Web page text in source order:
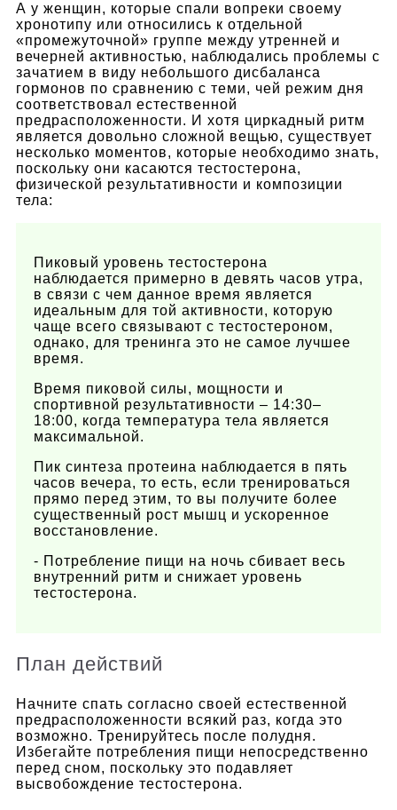
А у женщин, которые спали вопреки своему
хронотипу или относились к отдельной
«промежуточной» группе между утренней и
вечерней активностью, наблюдались проблемы с
зачатием в виду небольшого дисбаланса
гормонов по сравнению с теми, чей режим дня
соответствовал естественной
предрасположенности. И хотя циркадный ритм
является довольно сложной вещью, существует
несколько моментов, которые необходимо знать,
поскольку они касаются тестостерона,
физической результативности и композиции
тела:
Пиковый уровень тестостерона
наблюдается примерно в девять часов утра,
в связи с чем данное время является
идеальным для той активности, которую
чаще всего связывают с тестостероном,
однако, для тренинга это не самое лучшее
время.
Время пиковой силы, мощности и
спортивной результативности – 14:30–
18:00, когда температура тела является
максимальной.
Пик синтеза протеина наблюдается в пять
часов вечера, то есть, если тренироваться
прямо перед этим, то вы получите более
существенный рост мышц и ускоренное
восстановление.
- Потребление пищи на ночь сбивает весь
внутренний ритм и снижает уровень
тестостерона.
План действий
Начните спать согласно своей естественной
предрасположенности всякий раз, когда это
возможно. Тренируйтесь после полудня.
Избегайте потребления пищи непосредственно
перед сном, поскольку это подавляет
высвобождение тестостерона.